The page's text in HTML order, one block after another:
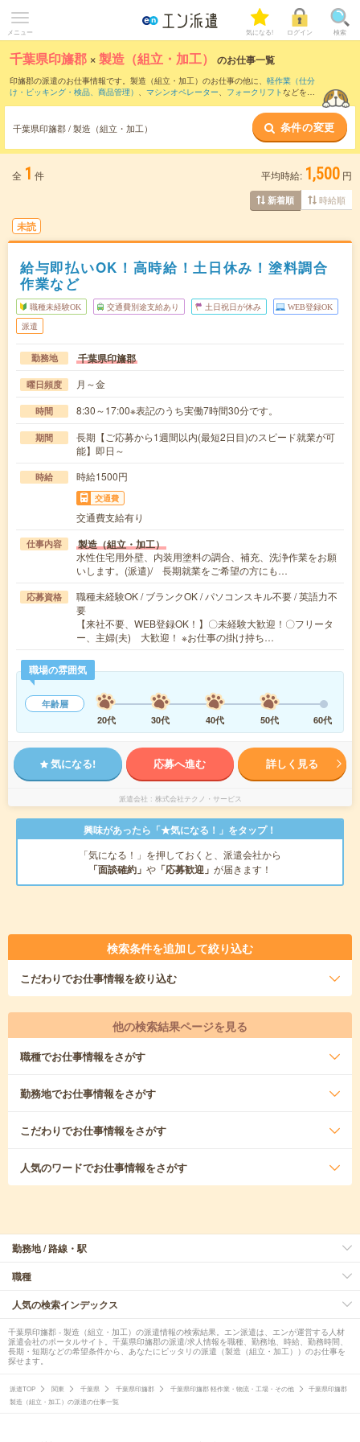
メニュー 気になる! ログイン 検索
千葉県印旛郡 ×製造（組立・加工） のお仕事一覧
印旛郡の派遣のお仕事情報です。製造（組立・加工）のお仕事の他に、 軽作業（仕分
け・ピッキング・検品、商品管理） 、 マシンオペレーター、 フォークリフトなどを取
製造（組立・加工）のお仕事とは？とは？
千葉県印旛郡 / 製造（組立・加工） 条件の変更
全 1 件 平均時給: 1,500 円
新着順 時給順
未読
給与即払いOK！高時給！土日休み！塗料調合
作業など
職種未経験OK 交通費別途支給あり 土日祝日が休み WEB登録OK
派遣
勤務地 千葉県印旛郡
曜日頻度 月～金
時間 8:30～17:00※表記のうち実働7時間30分です。
期間
長期【ご応募から1週間以内(最短2日目)のスピード就業が可
能】即日～
時給 時給1500円
交通費
交通費支給有り
仕事内容 製造（組立・加工）
水性住宅用外壁、内装用塗料の調合、補充、洗浄作業をお願
いします。(派遣)/ 長期就業をご希望の方にも…
応募資格
職種未経験OK / ブランクOK / パソコンスキル不要 / 英語力不
要
【来社不要、WEB登録OK！】〇未経験大歓迎！〇フリータ
ー、主婦(夫) 大歓迎！ ※お仕事の掛け持ち…
職場の雰囲気
年齢層
20代
30代 40代 50代 60代
気になる! 応募へ進む 詳しく見る
派遣会社 株式会社テクノ・サービス
興味があったら「★気になる！」をタップ！
「気になる！」を押しておくと、派遣会社から
「面談確約」 や 「応募歓迎」 が届きます！
検索条件を追加して絞り込む
こだわりでお仕事情報を絞り込む
他の検索結果ページを見る
職種でお仕事情報をさがす
勤務地でお仕事情報をさがす
こだわりでお仕事情報をさがす
人気のワードでお仕事情報をさがす
勤務地 / 路線・駅
職種
人気の検索インデックス
千葉県印旛郡 - 製造（組立・加工）の派遣情報の検索結果。エン派遣は、エンが運営する人材
派遣会社のポータルサイト。千葉県印旛郡の派遣/求人情報を職種、勤務地、時給、勤務時間、
長期・短期などの希望条件から、あなたにピッタリの派遣（製造（組立・加工））のお仕事を
探せます。
派遣TOP 関東 千葉県 千葉県印旛郡 千葉県印旛郡 軽作業・物流・工場・その他
千葉県印旛郡
製造（組立・加工）の派遣の仕事一覧